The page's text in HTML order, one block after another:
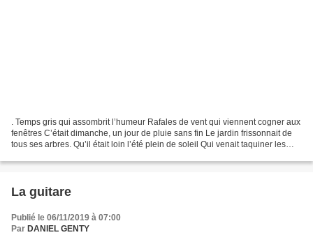
. Temps gris qui assombrit l’humeur Rafales de vent qui viennent cogner aux
fenêtres C’était dimanche, un jour de pluie sans fin Le jardin frissonnait de
tous ses arbres. Qu’il était loin l’été plein de soleil Qui venait taquiner les
La guitare
Publié le 06/11/2019 à 07:00
Par DANIEL GENTY